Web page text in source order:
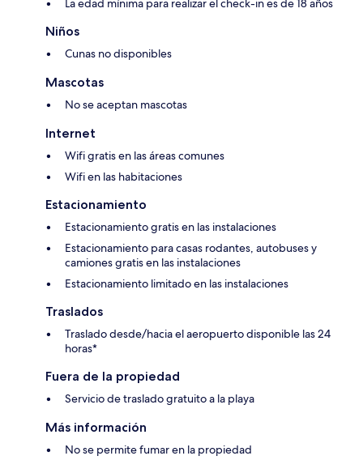
La edad mínima para realizar el check-in es de 18 años
Niños
Cunas no disponibles
Mascotas
No se aceptan mascotas
Internet
Wifi gratis en las áreas comunes
Wifi en las habitaciones
Estacionamiento
Estacionamiento gratis en las instalaciones
Estacionamiento para casas rodantes, autobuses y
camiones gratis en las instalaciones
Estacionamiento limitado en las instalaciones
Traslados
Traslado desde/hacia el aeropuerto disponible las 24
horas*
Fuera de la propiedad
Servicio de traslado gratuito a la playa
Más información
No se permite fumar en la propiedad